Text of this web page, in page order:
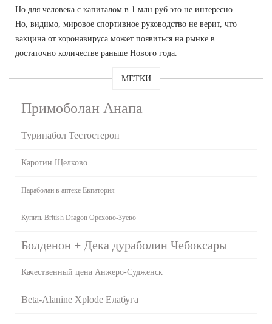
Но для человека с капиталом в 1 млн руб это не интересно.
Но, видимо, мировое спортивное руководство не верит, что
вакцина от коронавируса может появиться на рынке в
достаточно количестве раньше Нового года.
МЕТКИ
Примоболан Анапа
Туринабол Тестостерон
Каротин Щелково
Параболан в аптеке Евпатория
Купить British Dragon Орехово-Зуево
Болденон + Дека дураболин Чебоксары
Качественный цена Анжеро-Судженск
Beta-Alanine Xplode Елабуга